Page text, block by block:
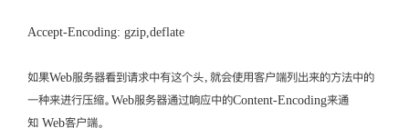
Accept-Encoding: gzip,deflate
如果Web服务器看到请求中有这个头，就会使用客户端列出来的方法中的
一种来进行压缩。Web服务器通过响应中的Content-Encoding来通
知 Web客户端。